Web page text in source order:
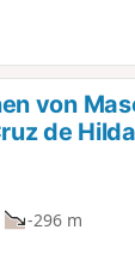
von
de
-296 m